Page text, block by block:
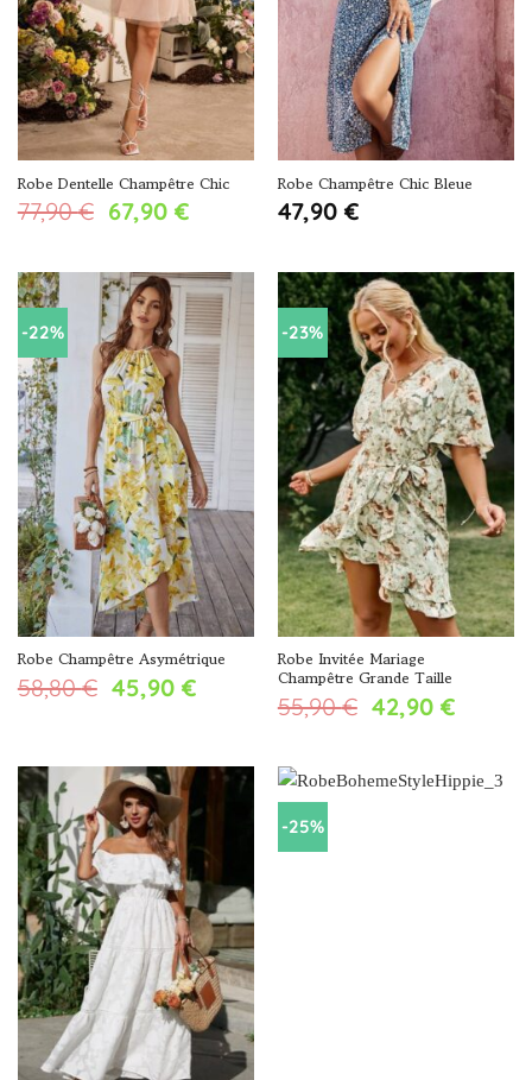
Robe Dentelle Champêtre Chic
77,90€ Le
initial
était :
77,90 €.
67,90 €Le
actuel
est :
67,90 €.
Robe Champêtre Chic Bleue
47,90 €
-22%
Robe Champêtre Asymétrique
58,80€ Le
était :
58,80 €.
45,90 €Le
est :
45,90 €.
-23%
Robe Invitée Mariage
Champêtre Grande Taille
55,90€ Le
était :
42,90 €Le
est :
-25%